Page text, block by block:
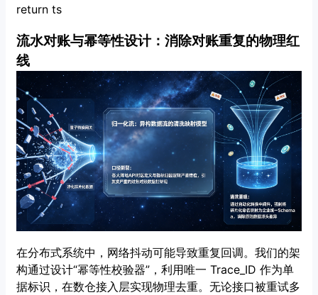
return ts
流水对账与幂等性设计：消除对账重复的物理红
线
在分布式系统中，网络抖动可能导致重复回调。我们的架
构通过设计“幂等性校验器”，利用唯一 Trace_ID 作为单
据标识，在数仓接入层实现物理去重。无论接口被重试多